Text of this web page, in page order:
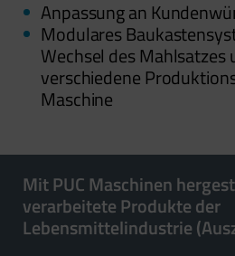
Anpassung an
Modulares
Wechsel des Mahlsatzes
verschiedene
Maschine
Mit PUC Maschinen
verarbeitete Produkte der
Lebensmittelindustrie